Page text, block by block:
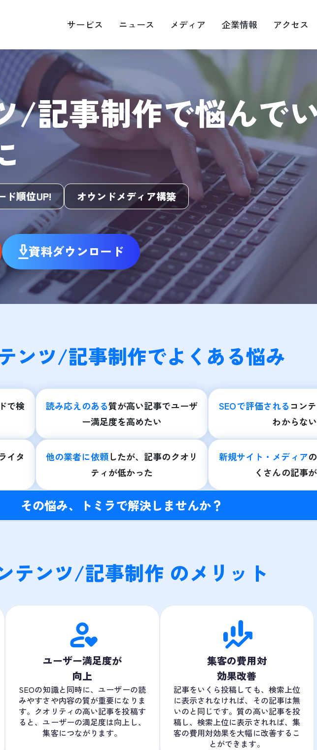
サービス ニュース メディア 企業情報 アクセス
MEOマップエンジン最適化
動画・映像制作
CRM
Web広告運用
キャスティング
/記事制作で悩んで
ド順位UP! オウンドメディア構築
資料ダウンロード
ンツ/記事制作でよくある悩み
で検
読み応えのある質が高い記事でユーザ
ー満足度を高めたい
SEOで評価される コン
わからない
イタ
他の業者に依頼したが、記事のクオリ
ティが低かった
新規サイト・メディア
くさんの記事
その悩み、トミラで解決しませんか？
テンツ/記事制作 のメリット
ユーザー満足度が
向上
SEOの知識と同時に、ユーザーの読
みやすさや内容の質が重要になりま
す。クオリティの高い記事を投稿す
ると、ユーザーの満足度は向上し、
集客につながります。
集客の費用対
効果改善
記事をいくら投稿しても、検索上位
に表示されなければ、その記事は無
いのと同じです。質の高い記事を投
稿し、検索上位に表示されれば、集
客の費用対効果を大幅に改善するこ
とができます。